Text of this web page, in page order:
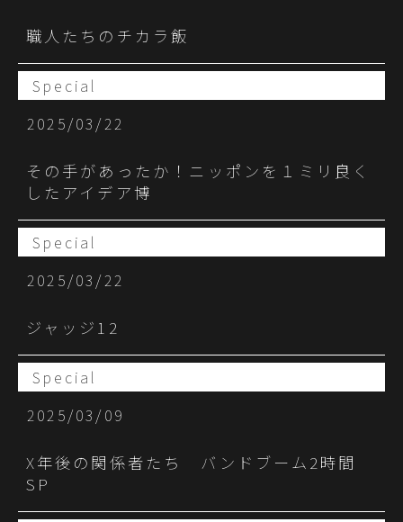
職人たちのチカラ飯
Special
2025/03/22
その手があったか！ニッポンを１ミリ良く
したアイデア博
Special
2025/03/22
ジャッジ12
Special
2025/03/09
X年後の関係者たち バンドブーム2時間
SP